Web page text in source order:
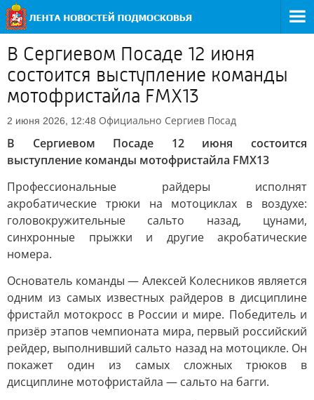
В Сергиевом Посаде 12 июня
состоится выступление команды
мотофристайла FMX13
2 июня 2026, 12:48 Официально Сергиев Посад
В Сергиевом Посаде 12 июня состоится
выступление команды мотофристайла FMX13
Профессиональные райдеры исполнят
акробатические трюки на мотоциклах в воздухе:
головокружительные сальто назад, цунами,
синхронные прыжки и другие акробатические
номера.
Основатель команды — Алексей Колесников является
одним из самых известных райдеров в дисциплине
фристайл мотокросс в России и мире. Победитель и
призёр этапов чемпионата мира, первый российский
рейдер, выполнивший сальто назад на мотоцикле. Он
покажет один из самых сложных трюков в
дисциплине мотофристайла — сальто на багги.